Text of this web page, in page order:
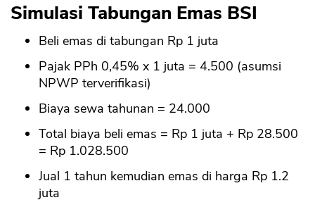
Simulasi Tabungan Emas BSI
Beli emas di tabungan Rp 1 juta
Pajak PPh 0,45% x 1 juta = 4.500 (asumsi
NPWP terverifikasi)
Biaya sewa tahunan = 24.000
Total biaya beli emas = Rp 1 juta + Rp 28.500
= Rp 1.028.500
Jual 1 tahun kemudian emas di harga Rp 1.2
juta